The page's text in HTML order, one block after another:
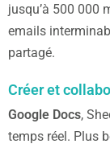
jusqu’à 500 000
emails
partagé.
Créer et
Google Docs,
temps réel. Plus